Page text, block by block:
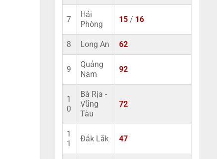
7
Hải
Phòng
15 / 16
8 Long An 62
9
Quảng
Nam
92
1
0
Bà Rịa -
Vũng
Tàu
72
1
1
Đắk Lắk 47